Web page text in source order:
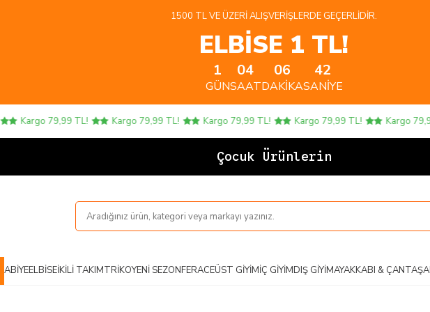
1500 TL VE ÜZERI ALIŞVERIŞLERDE GEÇERLIDIR.
ELBİSE 1 TL!
1
GÜN
04
SAAT
06
DAKIKA
41
SANIYE
Kargo 79,99 TL! Kargo 79,99 TL! Kargo 79,99 TL! Kargo 79,99 TL! Kargo 79,99
Çocuk Ürünlerinde 4
ABIYEELBISEİKILI TAKIMTRIKOYENI SEZONFERACEÜST GIYIMİÇ GIYIMDIŞ GIYIMAYAKKABI & ÇANTA